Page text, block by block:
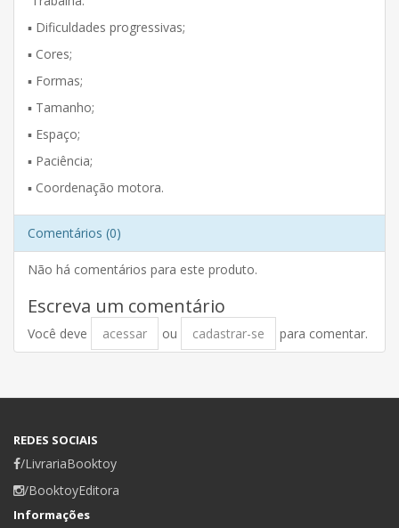
▪️ Dificuldades progressivas;
▪️ Cores;
▪️ Formas;
▪️ Tamanho;
▪️ Espaço;
▪️ Paciência;
▪️ Coordenação motora.
Comentários (0)
Não há comentários para este produto.
Escreva um comentário
Você deve acessar ou cadastrar-se para comentar.
REDES SOCIAIS
/LivrariaBooktoy
/BooktoyEditora
Informações